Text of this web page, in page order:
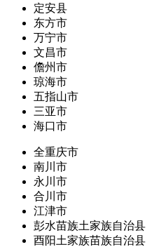
定安县
东方市
万宁市
文昌市
儋州市
琼海市
五指山市
三亚市
海口市
全重庆市
南川市
永川市
合川市
江津市
彭水苗族土家族自治县
酉阳土家族苗族自治县